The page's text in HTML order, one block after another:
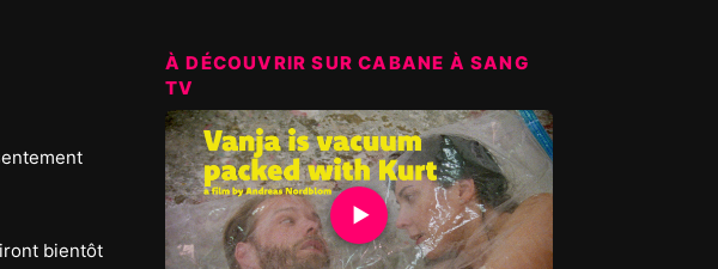
bientôt
À DÉCOUVRIR SUR CABANE À SANG
TV
▶